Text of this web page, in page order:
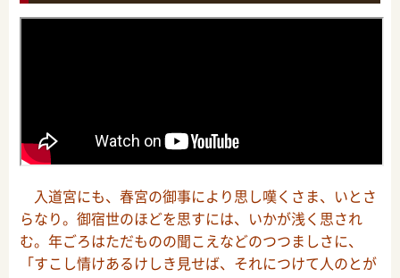
入道宮にも、春宮の御事により思し嘆くさま、いとさ
らなり。御宿世のほどを思すには、いかが浅く思され
む。年ごろはただものの聞こえなどのつつましさに、
「すこし情けあるけしき見せば、それにつけて人のとが